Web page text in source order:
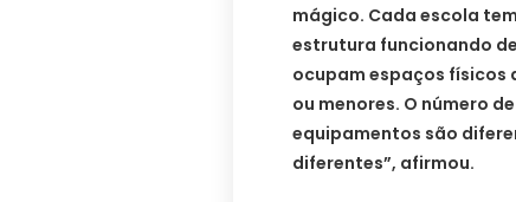
mágico. Cada escola
estrutura funcionando
ocupam espaços físicos
ou menores. O número
equipamentos são
diferentes”, afirmou.